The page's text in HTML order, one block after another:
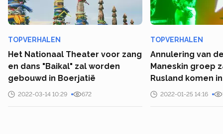
TOPVERHALEN
Het Nationaal Theater voor zang
en dans "Baikal" zal worden
gebouwd in Boerjatië
2022-03-14 10:29 672
TOPVERHALEN
Annulering van
Maneskin groep
Rusland komen
2022-01-25 14:16